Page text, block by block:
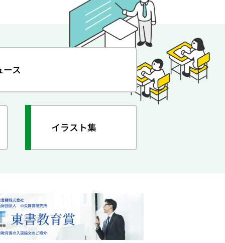
ース
イラスト集